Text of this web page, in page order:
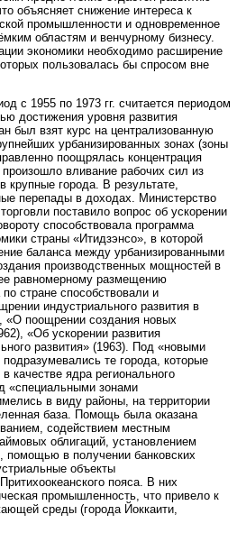
объясняет снижение интереса к
промышленности и одновременное
областям и венчурному бизнесу.
экономики необходимо расширение
пользовалась бы спросом вне
с 1955 по 1973 гг. считается периодом
достижения уровня развития
был взят курс на централизованную
урбанизированных зонах (зоны
поощрялась концентрация
вливание рабочих сил из
крупные города. В результате,
перепады в доходах. Министерство
поставило вопрос об ускорении
способствовала программа
страны «Итидзэнсо», в которой
баланса между урбанизированными
производственных мощностей в
равномерному размещению
стране способствовали и
индустриального развития в
«О поощрении создания новых
«Об ускорении развития
развития» (1963). Под «новыми
те города, которые
качестве ядра регионального
«специальными зонами
в виду районы, на территории
база. Помощь была оказана
содействием местным
облигаций, установлением
помощью в получении банковских
объекты
пояса. В них
промышленность, что привело к
среды (города Йоккаити,